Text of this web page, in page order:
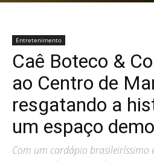
Entretenimento
Caê Boteco &
ao Centro de
resgatando a
um espaço
Com um cardápio brasileiríssimo